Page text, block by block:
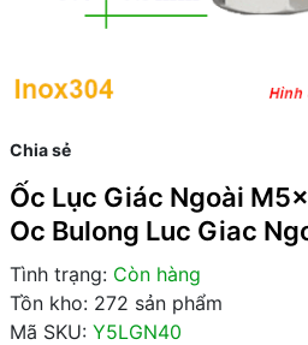
Chia sẻ
Ốc Lục Giác Ngoài
Oc Bulong Luc Giac
Tình trạng: Còn hàng
Tồn kho: 272 sản phẩm
Mã SKU: Y5LGN40